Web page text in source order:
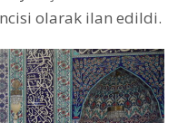
olarak ilan edildi.